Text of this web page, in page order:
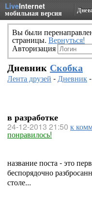
LiveInternet
мобильная версия
Вы были
страницы. Вернуться!
Авторизация
Дневник Скобка
Лента друзей -Дневник-
в разработке
24-12-2013 21:50 к
понравилось!
название поста - это
беспорядочно
столе...